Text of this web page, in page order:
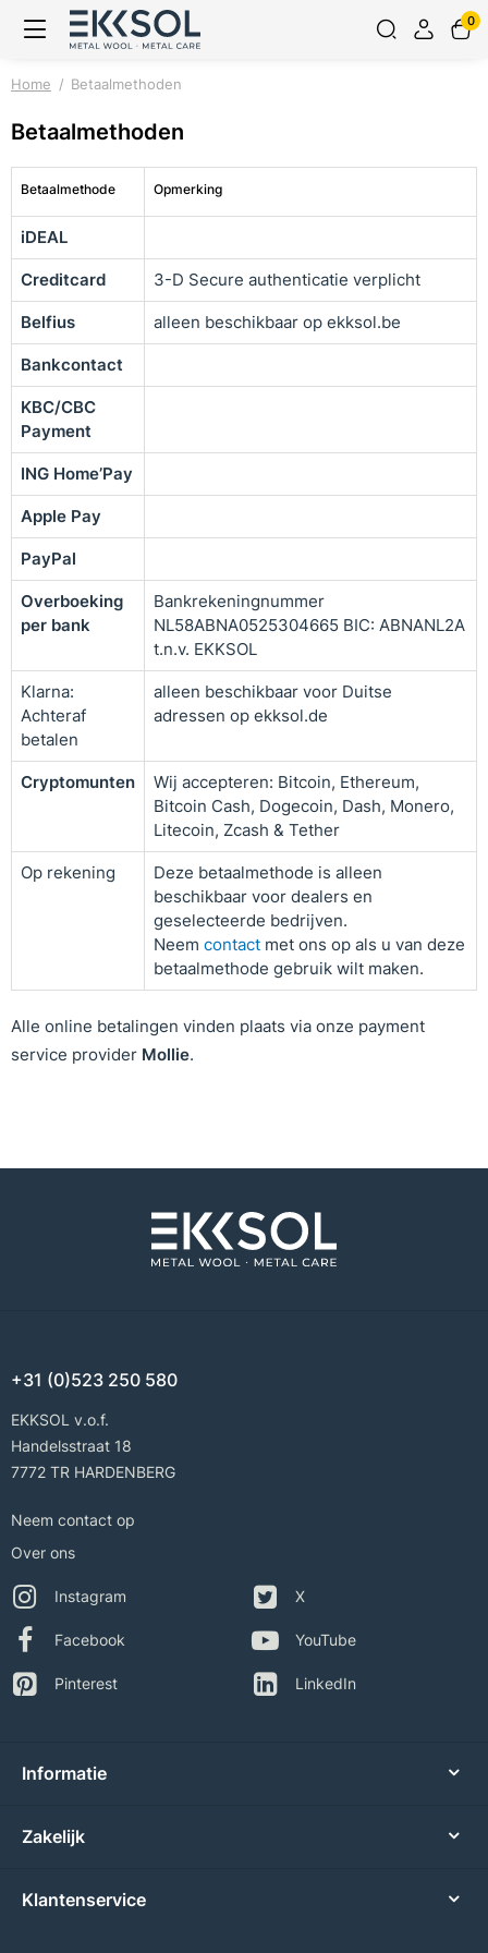
0
Home Betaalmethoden
Betaalmethoden
Betaalmethode Opmerking
iDEAL
Creditcard 3-D Secure authenticatie verplicht
Belfius alleen beschikbaar op ekksol.be
Bankcontact
KBC/CBC
Payment
ING Home’Pay
Apple Pay
PayPal
Overboeking
per bank
Bankrekeningnummer
NL58ABNA0525304665 BIC: ABNANL2A
t.n.v. EKKSOL
Klarna:
Achteraf
betalen
alleen beschikbaar voor Duitse
adressen op ekksol.de
Cryptomunten
Wij accepteren: Bitcoin, Ethereum,
Bitcoin Cash, Dogecoin, Dash, Monero,
Litecoin, Zcash & Tether
Op rekening
Deze betaalmethode is alleen
beschikbaar voor dealers en
geselecteerde bedrijven.
Neem contact met ons op als u van deze
betaalmethode gebruik wilt maken.
Alle online betalingen vinden plaats via onze payment
service provider Mollie.
+31 (0)523 250 580
EKKSOL v.o.f.
Handelsstraat 18
7772 TR HARDENBERG
Neem contact op
Over ons
Instagram
Facebook
Pinterest
X
YouTube
LinkedIn
Informatie
Zakelijk
Klantenservice